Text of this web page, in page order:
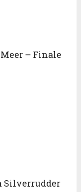
– Finale
Silverrudder